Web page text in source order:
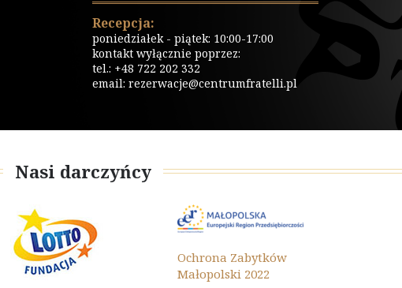
Recepcja:
poniedziałek - piątek: 10:00-17:00
kontakt wyłącznie poprzez:
tel.: +48 722 202 332
email:rezerwacje@centrumfratelli.pl
Nasi darczyńcy
Ochrona Zabytków
Małopolski 2022